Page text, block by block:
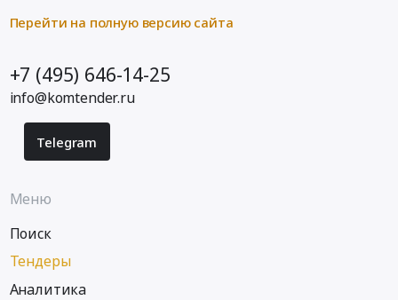
Перейти на полную версию сайта
+7 (495) 646-14-25
info@komtender.ru
Telegram
Меню
Поиск
Тендеры
Аналитика